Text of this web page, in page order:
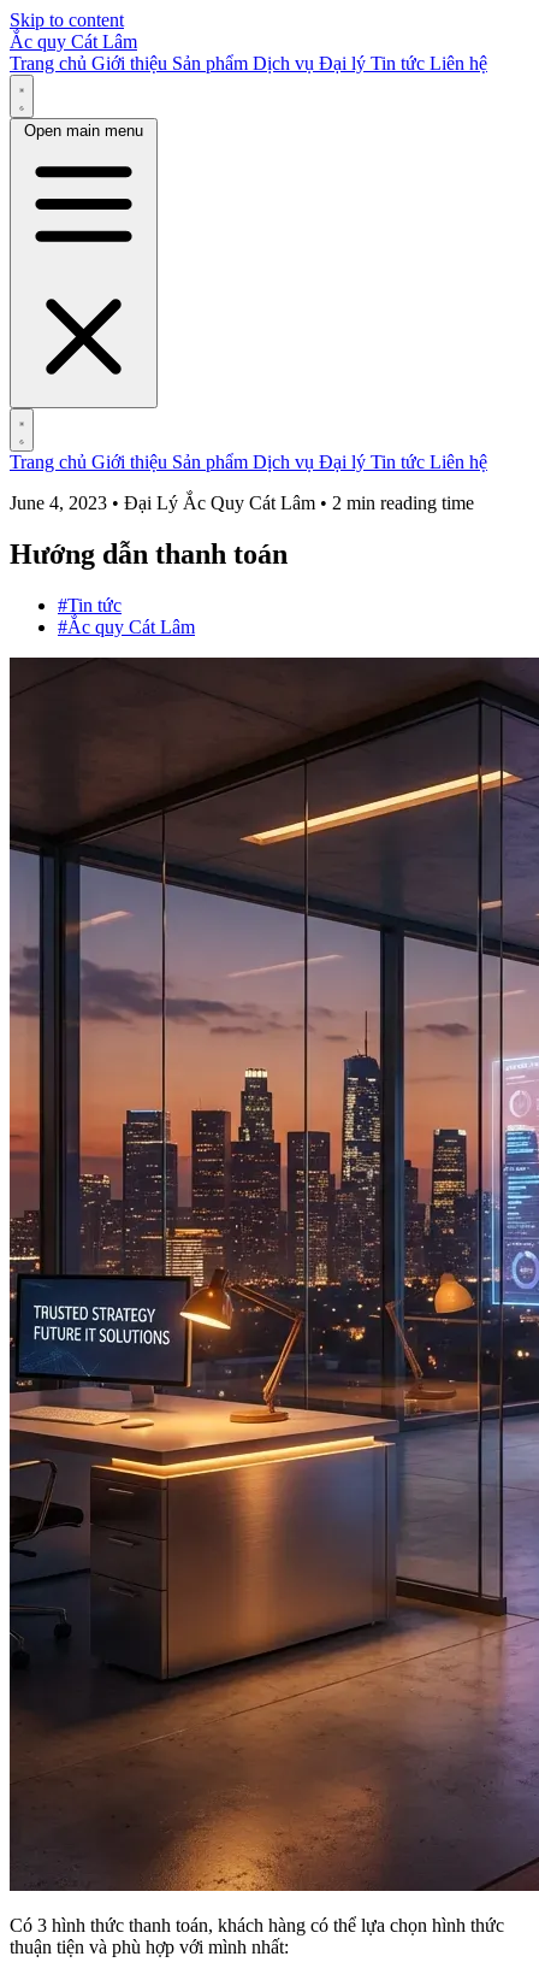
Skip to content
Ắc quy Cát Lâm
Trang chủ Giới thiệu Sản phẩm Dịch vụ Đại lý Tin tức Liên hệ
Open main menu
Trang chủ Giới thiệu Sản phẩm Dịch vụ Đại lý Tin tức Liên hệ
June 4, 2023 • Đại Lý Ắc Quy Cát Lâm • 2 min reading time
Hướng dẫn thanh toán
#Tin tức
#Ắc quy Cát Lâm
Có 3 hình thức thanh toán, khách hàng có thể lựa chọn hình thức
thuận tiện và phù hợp với mình nhất: